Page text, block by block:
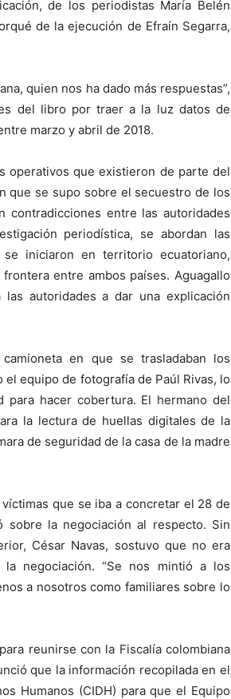
de los periodistas María Belén
de la ejecución de Efraín Segarra,
quien nos ha dado más respuestas”,
del libro por traer a la luz datos de
marzo y abril de 2018.
operativos que existieron de parte del
que se supo sobre el secuestro de los
contradicciones entre las autoridades
periodística, se abordan las
iniciaron en territorio ecuatoriano,
entre ambos países. Aguagallo
autoridades a dar una explicación
en que se trasladaban los
equipo de fotografía de Paúl Rivas, lo
hacer cobertura. El hermano del
la lectura de huellas digitales de la
de seguridad de la casa de la madre
que se iba a concretar el 28 de
sobre la negociación al respecto. Sin
César Navas, sostuvo que no era
negociación. “Se nos mintió a los
a nosotros como familiares sobre lo
reunirse con la Fiscalía colombiana
que la información recopilada en el
Humanos (CIDH) para que el Equipo